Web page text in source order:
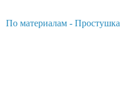
По материалам - Простушка